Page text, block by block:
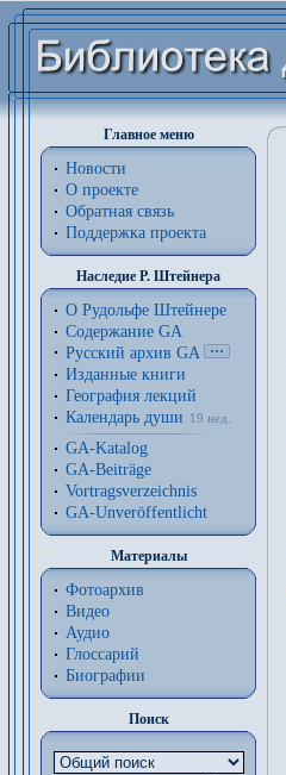
Главное меню
Новости
О проекте
Обратная связь
Поддержка проекта
Наследие Р. Штейнера
О Рудольфе Штейнере
Содержание GA
Русский архив GA
Изданные книги
География лекций
Календарь души
19 нед.
GA-Katalog
GA-Beiträge
Vortragsverzeichnis
GA-Unveröffentlicht
Материалы
Фотоархив
Видео
Аудио
Глоссарий
Биографии
Поиск